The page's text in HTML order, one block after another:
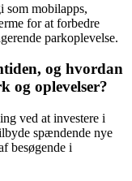
som mobilapps,
for at forbedre
parkoplevelse.
og hvordan
og oplevelser?
ved at investere i
spændende nye
besøgende i